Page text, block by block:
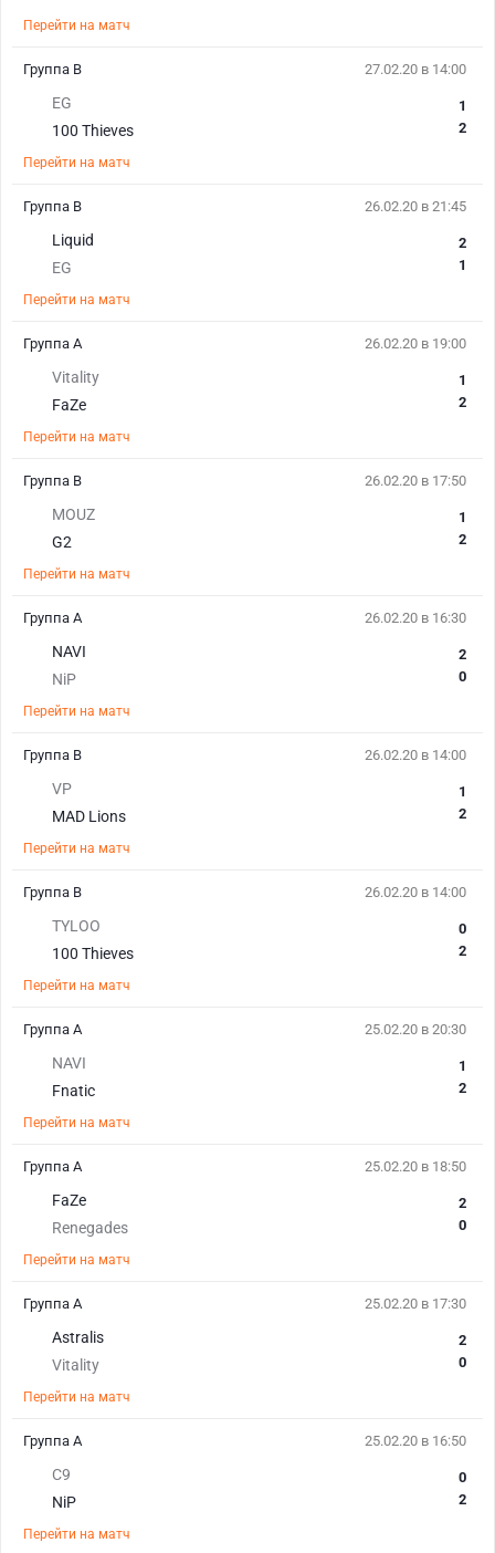
Перейти на матч
27.02.20 в 14:00
EG
100 Thieves
1
2
Перейти на матч
Группа B
26.02.20 в 21:45
Liquid
EG
2
1
Перейти на матч
Группа B
26.02.20 в 19:00
Vitality
FaZe
1
2
Перейти на матч
Группа A
26.02.20 в 17:50
MOUZ
G2
1
2
Перейти на матч
Группа B
26.02.20 в 16:30
NAVI
NiP
2
0
Перейти на матч
Группа A
26.02.20 в 14:00
VP
MAD Lions
1
2
Перейти на матч
Группа B
26.02.20 в 14:00
TYLOO
100 Thieves
0
2
Перейти на матч
Группа B
25.02.20 в 20:30
NAVI
Fnatic
1
2
Перейти на матч
Группа A
25.02.20 в 18:50
FaZe
Renegades
2
0
Перейти на матч
Группа A
25.02.20 в 17:30
Astralis
Vitality
2
0
Перейти на матч
Группа A
25.02.20 в 16:50
C9
NiP
0
2
Перейти на матч
Группа A